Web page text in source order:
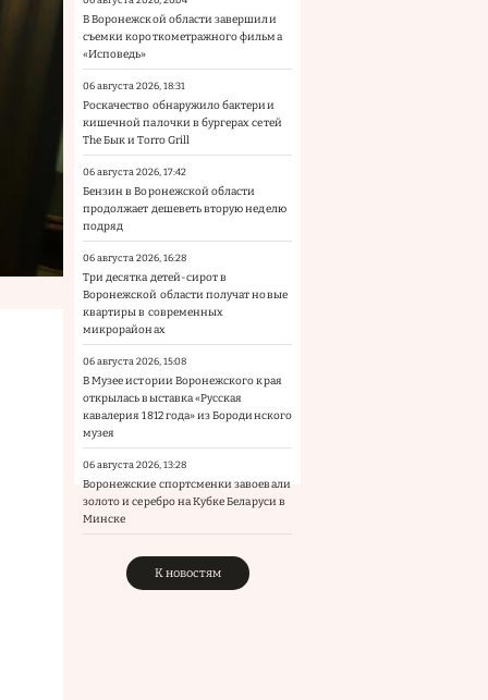
В Воронежской области завершили
съемки короткометражного фильма
«Исповедь»
06 августа 2026, 18:31
Роскачество обнаружило бактерии
кишечной палочки в бургерах сетей
The Бык и Torro Grill
06 августа 2026, 17:42
Бензин в Воронежской области
продолжает дешеветь вторую неделю
подряд
06 августа 2026, 16:28
Три десятка детей-сирот в
Воронежской области получат новые
квартиры в современных
микрорайонах
06 августа 2026, 15:08
В Музее истории Воронежского края
открылась выставка «Русская
кавалерия 1812 года» из Бородинского
музея
06 августа 2026, 13:28
Воронежские спортсменки завоевали
золото и серебро на Кубке Беларуси в
Минске
К новостям